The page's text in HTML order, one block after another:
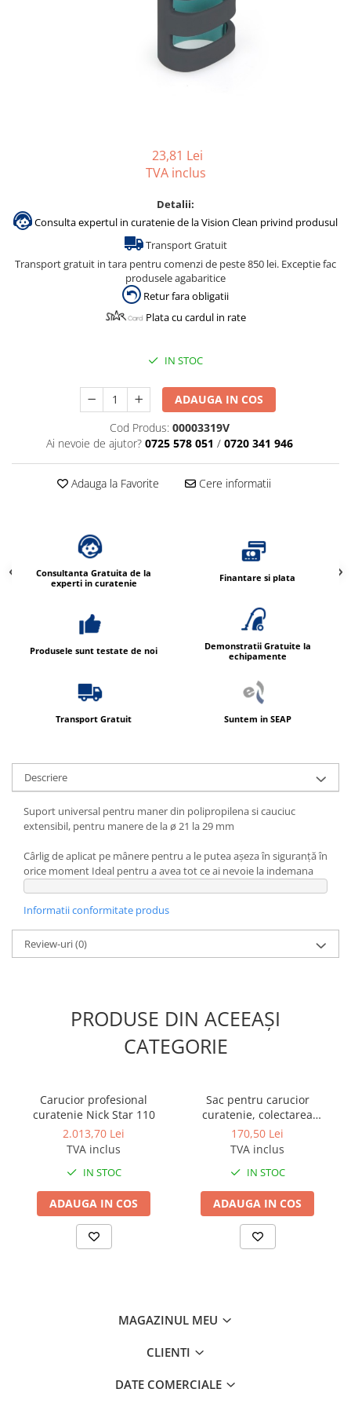
Gama de cosmetice hoteliere Sense
23,81 Lei
TVA inclus
Detalii:
Consulta expertul in curatenie de la Vision Clean privind produsul
Transport Gratuit
Transport gratuit in tara pentru comenzi de peste 850 lei. Exceptie fac
produsele agabaritice
Retur fara obligatii
Plata cu cardul in rate
IN STOC
ADAUGA IN COS
Cod Produs: 00003319V
Ai nevoie de ajutor? 0725 578 051 / 0720 341 946
Adauga la Favorite Cere informatii
Consultanta Gratuita de la
experti in curatenie
Finantare si plata
Produsele sunt testate de noi
Demonstratii Gratuite la
echipamente
Transport Gratuit Suntem in SEAP
Descriere
Suport universal pentru maner din polipropilena si cauciuc
extensibil, pentru manere de la ø 21 la 29 mm
Cârlig de aplicat pe mânere pentru a le putea așeza în siguranță în
orice moment Ideal pentru a avea tot ce ai nevoie la indemana
Informatii conformitate produs
Review-uri(0)
PRODUSE DIN ACEEAȘI
CATEGORIE
Carucior profesional
curatenie Nick Star 110
2.013,70 Lei
TVA inclus
IN STOC
ADAUGA IN COS
Sac pentru carucior
curatenie, colectarea
gunoiului, lengeriei
murdare, 50 L, PVC
170,50 Lei
TVA inclus
IN STOC
ADAUGA IN COS
MAGAZINUL MEU
CLIENTI
DATE COMERCIALE